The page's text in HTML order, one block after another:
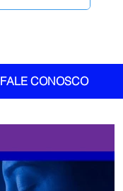
FALE CONOSCO